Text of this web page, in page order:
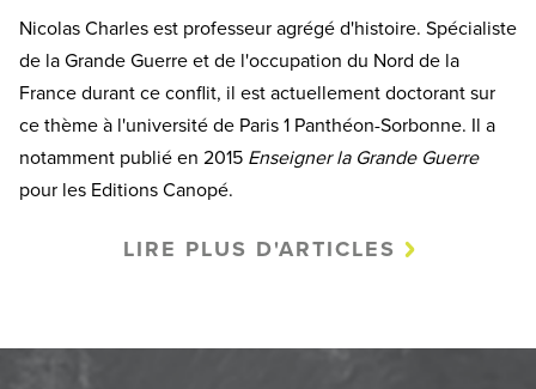
Nicolas Charles est professeur agrégé d'histoire. Spécialiste
de la Grande Guerre et de l'occupation du Nord de la
France durant ce conflit, il est actuellement doctorant sur
ce thème à l'université de Paris 1 Panthéon-Sorbonne. Il a
notamment publié en 2015 Enseigner la Grande Guerre
pour les Editions Canopé.
LIRE PLUS D'ARTICLES